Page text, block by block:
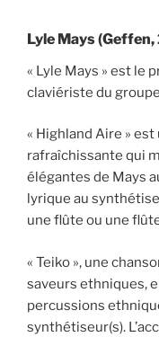
Lyle Mays
« Lyle Mays » est le
claviériste du
« Highland Aire »
rafraîchissante qui
élégantes de Mays
lyrique au
une flûte ou une
« Teiko », une
saveurs ethniques,
percussions
synthétiseur(s).